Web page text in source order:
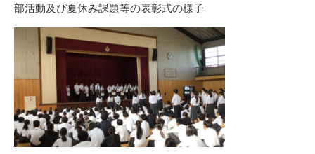
部活動及び夏休み課題等の表彰式の様子